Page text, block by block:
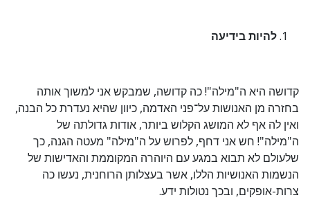
להיות בידיעה
קדושה היא ה"מילה"! כה קדושה, שמבקש אני למשוך אותה
בחזרה מן האנושות על־פני האדמה, כיוון שהיא נעדרת כל הבנה,
ואין לה אף לא המושג הקלוש ביותר, אודות גדולתה של
ה"מילה"! חש אני דחף, לפרוש על ה"מילה" מעטה הגנה, כך
שלעולם לא תבוא במגע עם היוהרה המקוממת והאדישות של
הנשמות האנושיות הללו, אשר בעצלותן הרוחנית, נעשו כה
צרות-אופקים, ובכך נטולות ידע.